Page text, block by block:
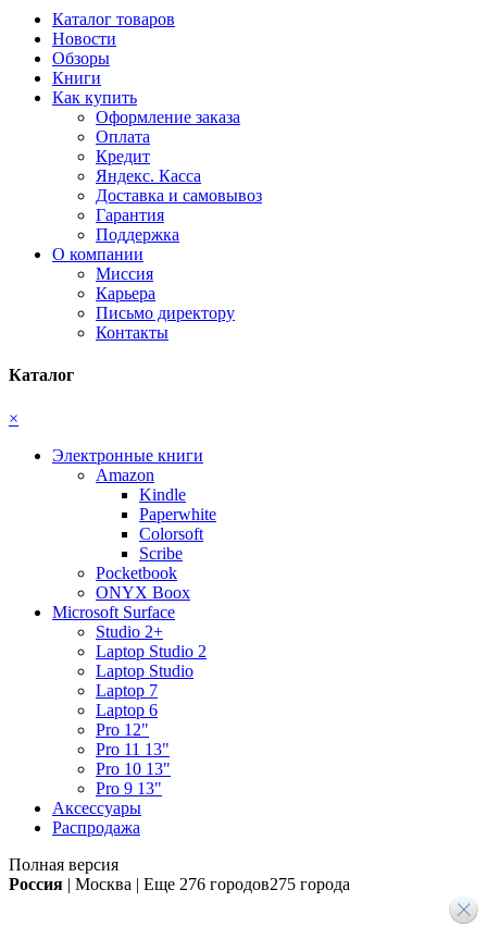
Каталог товаров
Новости
Обзоры
Книги
Как купить
Оформление заказа
Оплата
Кредит
Яндекс. Касса
Доставка и самовывоз
Гарантия
Поддержка
О компании
Миссия
Карьера
Письмо директору
Контакты
Каталог
×
Электронные книги
Amazon
Kindle
Paperwhite
Colorsoft
Scribe
Pocketbook
ONYX Boox
Microsoft Surface
Studio 2+
Laptop Studio 2
Laptop Studio
Laptop 7
Laptop 6
Pro 12"
Pro 11 13"
Pro 10 13"
Pro 9 13"
Аксессуары
Распродажа
Полная версия
Россия | Москва | Еще 276 городов275 города